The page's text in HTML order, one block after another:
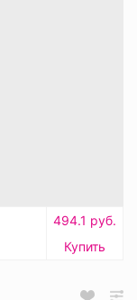
494.1 руб.
Купить